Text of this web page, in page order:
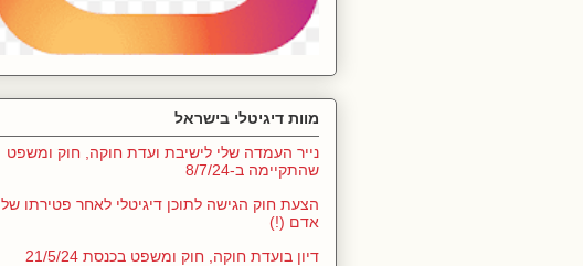
מוות דיגיטלי בישראל
נייר העמדה שלי לישיבת ועדת חוקה, חוק ומשפט
שהתקיימה ב-8/7/24
הצעת חוק הגישה לתוכן דיגיטלי לאחר פטירתו של
אדם (!)
דיון בועדת חוקה, חוק ומשפט בכנסת 21/5/24